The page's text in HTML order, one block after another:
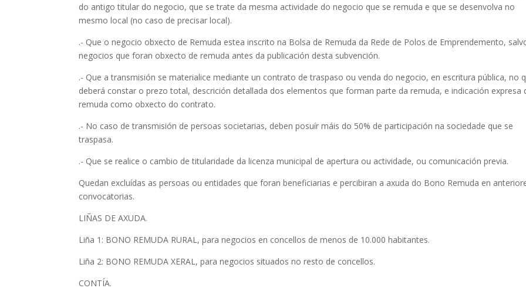
do antigo titular do negocio, que se trate da mesma actividade do negocio que se remuda e que se desenvolva no
mesmo local (no caso de precisar local).
.- Que o negocio obxecto de Remuda estea inscrito na Bolsa de Remuda da Rede de Polos de Emprendemento,
negocios que foran obxecto de remuda antes da publicación desta subvención.
.- Que a transmisión se materialice mediante un contrato de traspaso ou venda do negocio, en escritura pública, no
deberá constar o prezo total, descrición detallada dos elementos que forman parte da remuda, e indicación expresa
remuda como obxecto do contrato.
.- No caso de transmisión de persoas societarias, deben posuír máis do 50% de participación na sociedade que se
traspasa.
.- Que se realice o cambio de titularidade da licenza municipal de apertura ou actividade, ou comunicación previa.
Quedan excluídas as persoas ou entidades que foran beneficiarias e percibiran a axuda do Bono Remuda en
convocatorias.
LIÑAS DE AXUDA.
Liña 1: BONO REMUDA RURAL, para negocios en concellos de menos de 10.000 habitantes.
Liña 2: BONO REMUDA XERAL, para negocios situados no resto de concellos.
CONTÍA.